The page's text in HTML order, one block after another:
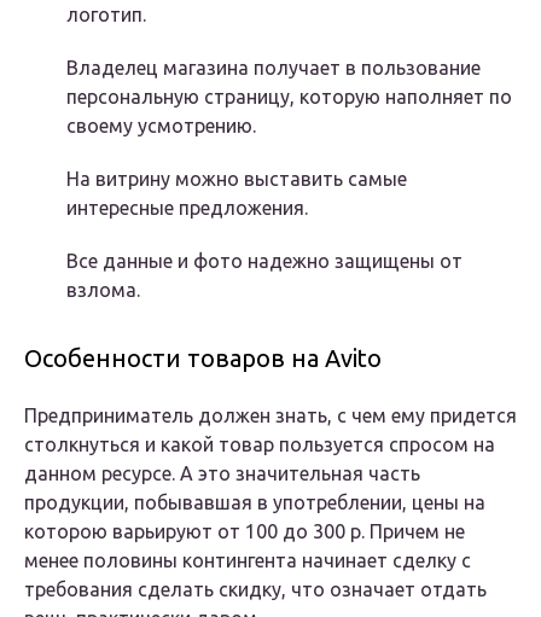
логотип.
Владелец магазина получает в пользование
персональную страницу, которую наполняет по
своему усмотрению.
На витрину можно выставить самые
интересные предложения.
Все данные и фото надежно защищены от
взлома.
Особенности товаров на Avito
Предприниматель должен знать, с чем ему придется
столкнуться и какой товар пользуется спросом на
данном ресурсе. А это значительная часть
продукции, побывавшая в употреблении, цены на
которою варьируют от 100 до 300 р. Причем не
менее половины контингента начинает сделку с
требования сделать скидку, что означает отдать